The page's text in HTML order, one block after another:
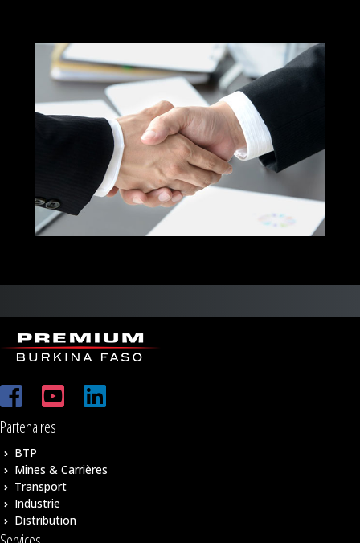
Partenaires
BTP
Mines & Carrières
Transport
Industrie
Distribution